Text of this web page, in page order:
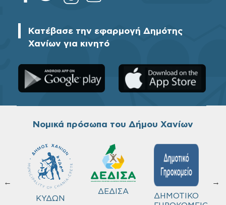
Κατέβασε την εφαρμογή Δημότης
Χανίων για κινητό
Νομικά πρόσωπα του Δήμου Χανίων
←
ΚΥΔΩΝ
ΔΕΔΙΣΑ
ΔΗΜΟΤΙΚΟ
→